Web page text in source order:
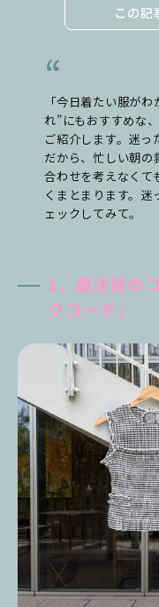
この記
「今日着たい服が
れ”にもおすすめな、
ご紹介します。迷っ
だから、忙しい朝
合わせを考えなくて
くまとまります。迷
ェックしてみて。
1，最注目の
クコーデ」